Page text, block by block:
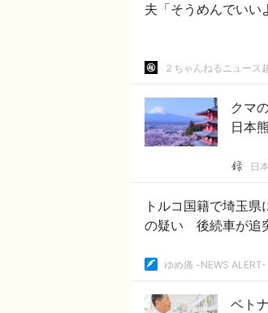
２ちゃんねるニュース
クマ
日本
日
トルコ国籍で埼玉
の疑い 後続車が追
ゆめ痛 -NEWS ALERT-
ベト